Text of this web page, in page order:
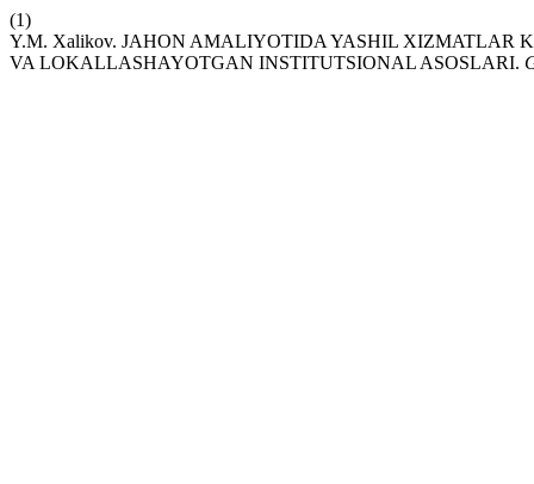
(1)
Y.M. Xalikov. JAHON AMALIYOTIDA YASHIL XIZMATLAR
VA LOKALLASHAYOTGAN INSTITUTSIONAL ASOSLARI.